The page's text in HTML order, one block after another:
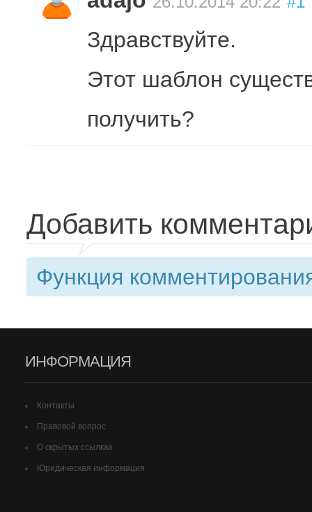
Здравствуйте.
Этот шаблон
получить?
Добавить
Функция
ИНФОРМАЦИЯ
Контакты
Правовой вопрос
О скрытых ссылках
Юридическая информация